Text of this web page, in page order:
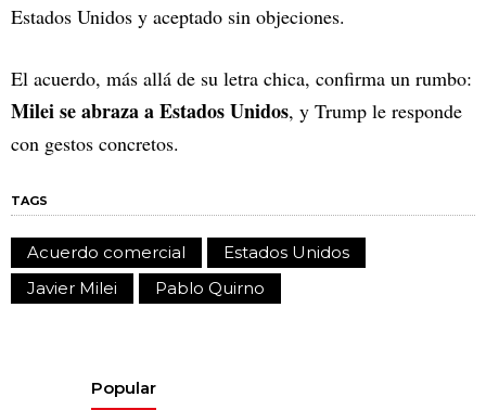
Estados Unidos y aceptado sin objeciones.
El acuerdo, más allá de su letra chica, confirma un rumbo:
Milei se abraza a Estados Unidos, y Trump le responde
con gestos concretos.
TAGS
Acuerdo comercial
Estados Unidos
Javier Milei
Pablo Quirno
Popular